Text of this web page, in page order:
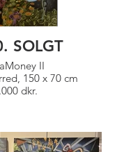
SOLGT
II
150 x 70 cm
dkr.